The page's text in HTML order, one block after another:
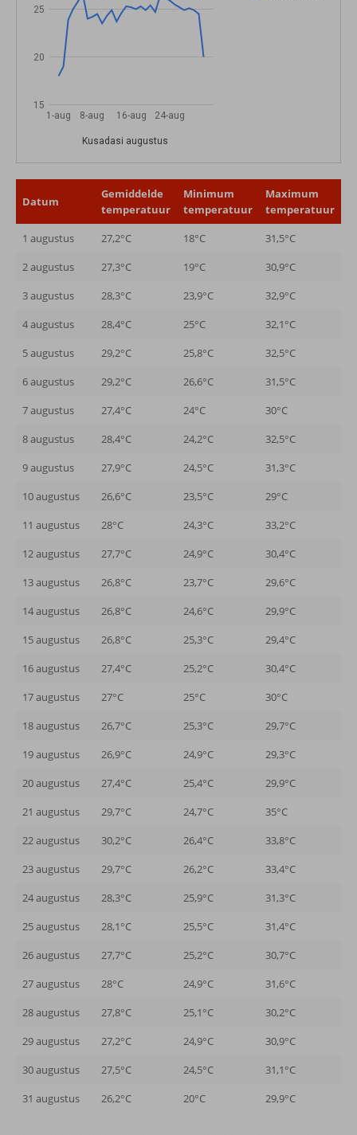
1-aug 8-aug 16-aug 24-aug
Kusadasi augustus
15
20
25
Datum
Gemiddelde
temperatuur
Minimum
temperatuur
Maximum
temperatuur
1 augustus
27,2°C 18°C
31,5°C
2 augustus
27,3°C 19°C
30,9°C
3 augustus
28,3°C 23,9°C
32,9°C
4 augustus
28,4°C 25°C
32,1°C
5 augustus
29,2°C 25,8°C
32,5°C
6 augustus
29,2°C 26,6°C
31,5°C
7 augustus
27,4°C 24°C
30°C
8 augustus
28,4°C 24,2°C
32,5°C
9 augustus
27,9°C 24,5°C
31,3°C
10 augustus
26,6°C 23,5°C
29°C
11 augustus
28°C 24,3°C
33,2°C
12 augustus
27,7°C 24,9°C
30,4°C
13 augustus
26,8°C 23,7°C
29,6°C
14 augustus
26,8°C 24,6°C
29,9°C
15 augustus
26,8°C 25,3°C
29,4°C
16 augustus
27,4°C 25,2°C
30,4°C
17 augustus
27°C 25°C
30°C
18 augustus
26,7°C 25,3°C
29,7°C
19 augustus
26,9°C 24,9°C
29,3°C
20 augustus
27,4°C 25,4°C
29,9°C
21 augustus
29,7°C 24,7°C
35°C
22 augustus
30,2°C 26,4°C
33,8°C
23 augustus
29,7°C 26,2°C
33,4°C
24 augustus
28,3°C 25,9°C
31,3°C
25 augustus
28,1°C 25,5°C
31,4°C
26 augustus
27,7°C 25,2°C
30,7°C
27 augustus
28°C 24,9°C
31,6°C
28 augustus
27,8°C 25,1°C
30,2°C
29 augustus
27,2°C 24,9°C
30,9°C
30 augustus
27,5°C 24,5°C
31,1°C
31 augustus
26,2°C 20°C 29,9°C